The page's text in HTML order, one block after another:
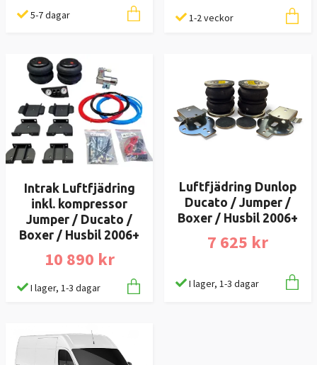
5-7 dagar 1-2 veckor
Intrak Luftfjädring
inkl. kompressor
Jumper / Ducato /
Boxer / Husbil 2006+
10 890 kr
I lager, 1-3 dagar
Luftfjädring Dunlop
Ducato / Jumper /
Boxer / Husbil 2006+
7 625 kr
I lager, 1-3 dagar